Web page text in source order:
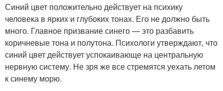
Синий цвет положительно действует на психику
человека в ярких и глубоких тонах. Его не должно быть
много. Главное призвание синего — это разбавить
коричневые тона и полутона. Психологи утверждают, что
синий цвет действует успокаивающе на центральную
нервную систему. Не зря же все стремятся уехать летом
к синему морю.